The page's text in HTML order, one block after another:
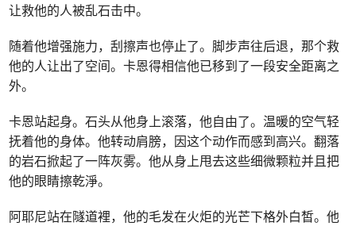
让救他的人被乱石击中。
随着他增强施力，刮擦声也停止了。脚步声往后退，那个救
他的人让出了空间。卡恩得相信他已移到了一段安全距离之
外。
卡恩站起身。石头从他身上滚落，他自由了。温暖的空气轻
抚着他的身体。他转动肩膀，因这个动作而感到高兴。翻落
的岩石掀起了一阵灰雾。他从身上甩去这些细微颗粒并且把
他的眼睛擦乾淨。
阿耶尼站在隧道裡，他的毛发在火炬的光芒下格外白皙。他